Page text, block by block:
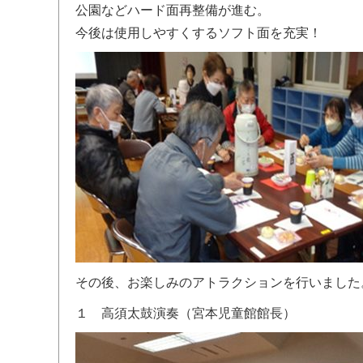
公園などハード面再整備が進む。
今後は使用しやすくするソフト面を充実！
その後、お楽しみのアトラクションを行いまし
１ 高須太鼓演奏（宮本児童館館長）